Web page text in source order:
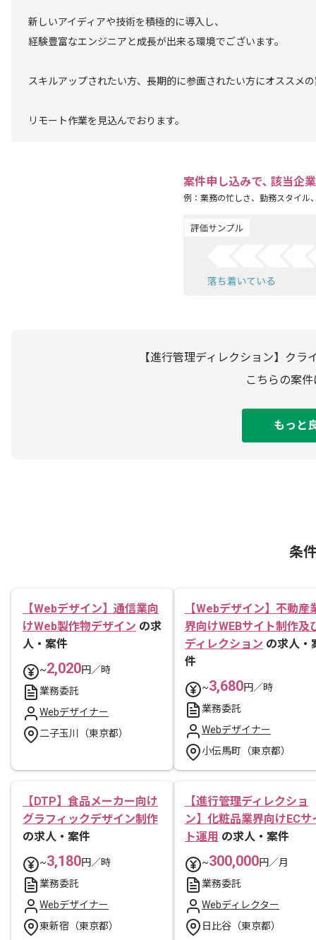
新しいアイディアや技術を積極的に導入し、
経験豊富なエンジニアと成長が出来る環境でございます。
スキルアップされたい方、長期的に参画されたい方にオススメ
リモート作業を見込んでおります。
案件申し込みで､ 該当企
例：業務の忙しさ、勤務スタイル
【進行管理ディレクション】ク
こちらの案
もっと
条
【Webデザイン】通信業向
けWeb製作物デザイン の求
人・案件
~2,020円／時
業務委託
Webデザイナー
二子玉川（東京都）
【Webデザイン】不動産
界向けWEBサイト制作及
ディレクション の求人・
件
~3,680円／時
業務委託
Webデザイナー
小伝馬町（東京都）
【DTP】食品メーカー向け
グラフィックデザイン制作
の求人・案件
~3,180円／時
業務委託
Webデザイナー
東新宿（東京都）
【進行管理ディレクショ
ン】化粧品業界向けECサ
ト運用 の求人・案件
~300,000円／月
業務委託
Webディレクター
日比谷（東京都）